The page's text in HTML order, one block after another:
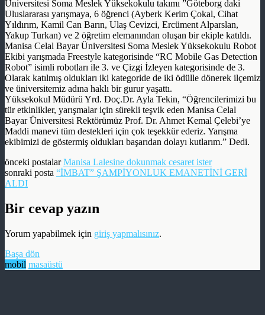
Üniversitesi Soma Meslek Yüksekokulu takımı ”Göteborg daki
Uluslararası yarışmaya, 6 öğrenci (Ayberk Kerim Çokal, Cihat
Yıldırım, Kamil Can Barın, Ulaş Cevizci, Ercüment Alparslan,
Yakup Turkan) ve 2 öğretim elemanından oluşan bir ekiple katıldı.
Manisa Celal Bayar Üniversitesi Soma Meslek Yüksekokulu Robot
Ekibi yarışmada Freestyle kategorisinde “RC Mobile Gas Detection
Robot” isimli robotları ile 3. ve Çizgi İzleyen kategorisinde de 3.
Olarak katılmış oldukları iki kategoride de iki ödülle dönerek ilçemiz
ve üniversitemiz adına haklı bir gurur yaşattı.
Yüksekokul Müdürü Yrd. Doç.Dr. Ayla Tekin, “Öğrencilerimizi bu
tür etkinlikler, yarışmalar için sürekli teşvik eden Manisa Celal
Bayar Üniversitesi Rektörümüz Prof. Dr. Ahmet Kemal Çelebi’ye
Maddi manevi tüm destekleri için çok teşekkür ederiz. Yarışma
ekibimizi de göstermiş oldukları başarıdan dolayı kutlarım.” Dedi.
önceki postalarManisa Lalesine dokunmak cesaret ister
sonraki posta “İMBAT” ŞAMPİYONLUK EMANETİNİ GERİ
ALDI
Bir cevap yazın
Yorum yapabilmek için giriş yapmalısınız.
Başa dön
mobil masaüstü